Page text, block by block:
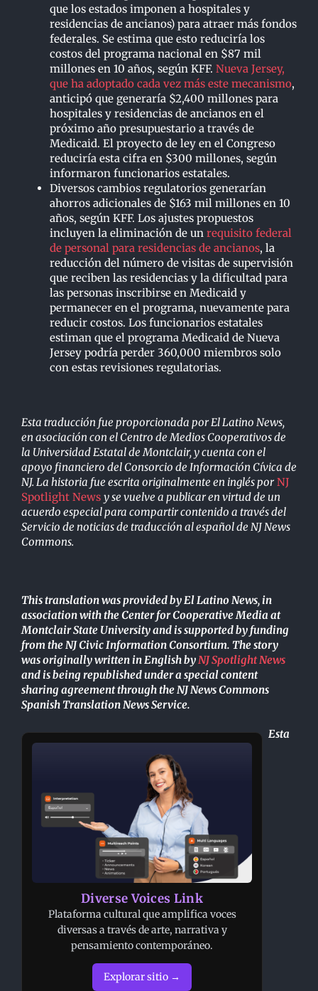
que los estados imponen a hospitales y
residencias de ancianos) para atraer más fondos
federales. Se estima que esto reduciría los
costos del programa nacional en $87 mil
millones en 10 años, según KFF. Nueva Jersey,
que ha adoptado cada vez más este mecanismo,
anticipó que generaría $2,400 millones para
hospitales y residencias de ancianos en el
próximo año presupuestario a través de
Medicaid. El proyecto de ley en el Congreso
reduciría esta cifra en $300 millones, según
informaron funcionarios estatales.
Diversos cambios regulatorios generarían
ahorros adicionales de $163 mil millones en 10
años, según KFF. Los ajustes propuestos
incluyen la eliminación de un requisito federal
de personal para residencias de ancianos, la
reducción del número de visitas de supervisión
que reciben las residencias y la dificultad para
las personas inscribirse en Medicaid y
permanecer en el programa, nuevamente para
reducir costos. Los funcionarios estatales
estiman que el programa Medicaid de Nueva
Jersey podría perder 360,000 miembros solo
con estas revisiones regulatorias.
Esta traducción fue proporcionada por El Latino News,
en asociación con el Centro de Medios Cooperativos de
la Universidad Estatal de Montclair, y cuenta con el
apoyo financiero del Consorcio de Información Cívica de
NJ. La historia fue escrita originalmente en inglés por NJ
Spotlight News y se vuelve a publicar en virtud de un
acuerdo especial para compartir contenido a través del
Servicio de noticias de traducción al español de NJ News
Commons.
This translation was provided by El Latino News, in
association with the Center for Cooperative Media at
Montclair State University and is supported by funding
from the NJ Civic Information Consortium. The story
was originally written in English byNJ Spotlight News
and is being republished under a special content
sharing agreement through the NJ News Commons
Spanish Translation News Service.
Diverse Voices Link
Plataforma cultural que amplifica voces
diversas a través de arte, narrativa y
pensamiento contemporáneo.
Explorar sitio →
Esta